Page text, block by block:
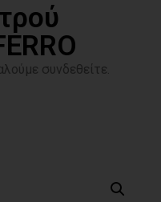
συνδεθείτε.